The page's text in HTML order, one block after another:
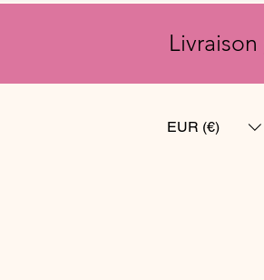
Livraison
EUR (€)